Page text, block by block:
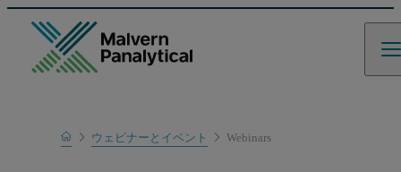
Home
Learn
ウェビナーとイベント Webinars